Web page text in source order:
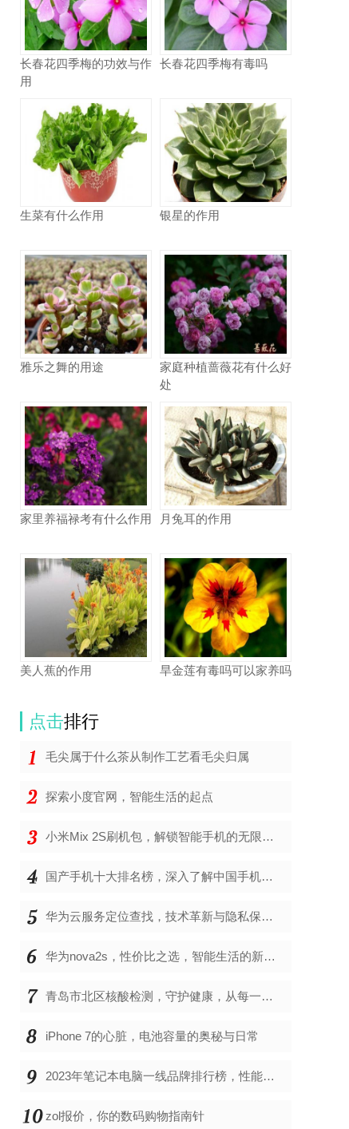
长春花四季梅的功效与作
用
长春花四季梅有毒吗
生菜有什么作用 银星的作用
雅乐之舞的用途
家庭种植蔷薇花有什么好
处
家里养福禄考有什么作用 月兔耳的作用
美人蕉的作用 旱金莲有毒吗可以家养吗
点击排行
毛尖属于什么茶从制作工艺看毛尖归属
探索小度官网，智能生活的起点
小米Mix 2S刷机包，解锁智能手机的无限可能
国产手机十大排名榜，深入了解中国手机市场的佼佼者
华为云服务定位查找，技术革新与隐私保护的双重奏
华为nova2s，性价比之选，智能生活的新伙伴
青岛市北区核酸检测，守护健康，从每一次检测开始
iPhone 7的心脏，电池容量的奥秘与日常
2023年笔记本电脑一线品牌排行榜，性能、创新与用户满意度的综合考量
zol报价，你的数码购物指南针